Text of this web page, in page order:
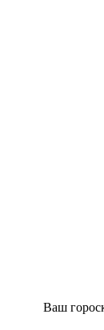
Ваш